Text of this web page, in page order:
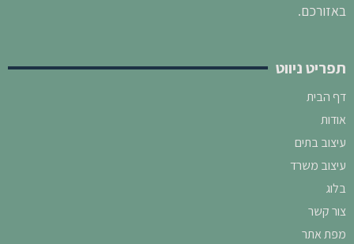
באזורכם.
תפריט ניווט
דף הבית
אודות
עיצוב בתים
עיצוב משרד
בלוג
צור קשר
מפת אתר